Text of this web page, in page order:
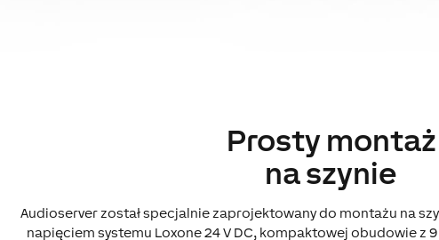
Prosty montaż
na szynie
Audioserver został specjalnie zaprojektowany do montażu na
napięciem systemu Loxone 24 V DC, kompaktowej obudowie z